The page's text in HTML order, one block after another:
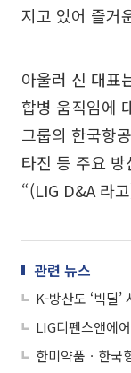
지고 있어 즐거
아울러 신 대표
합병 움직임에
그룹의 한국항
타진 등 주요
“(LIG D&A 라
관련 뉴스
LIG디펜스앤에
한미약품ㆍ한국